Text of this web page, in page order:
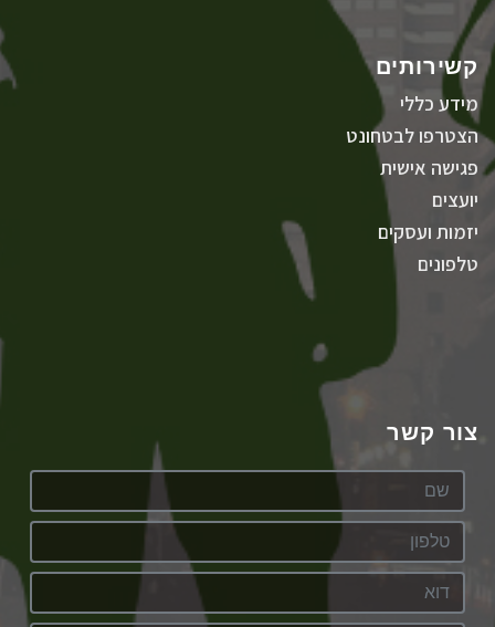
קשירותים
מידע כללי
הצטרפו לבטחונט
פגישה אישית
יועצים
יזמות ועסקים
טלפונים
צור קשר